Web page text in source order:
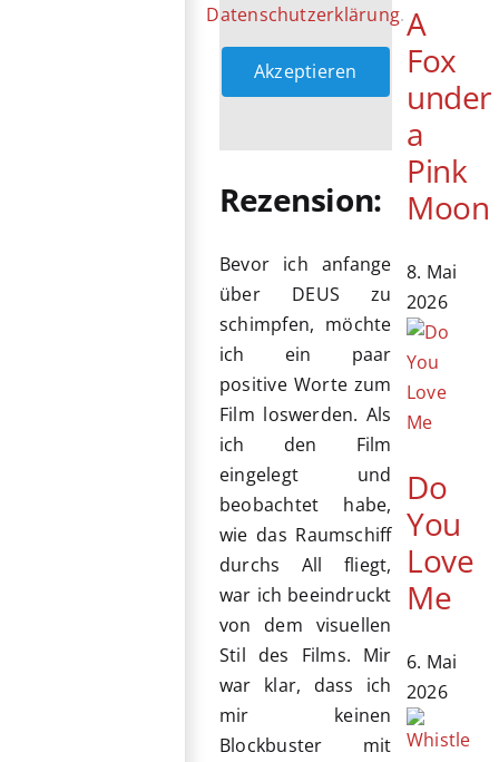
Datenschutzerklärung.
Akzeptieren
Rezension:
Bevor ich anfange
über DEUS zu
schimpfen, möchte
ich ein paar
positive Worte zum
Film loswerden. Als
ich den Film
eingelegt und
beobachtet habe,
wie das Raumschiff
durchs All fliegt,
war ich beeindruckt
von dem visuellen
Stil des Films. Mir
war klar, dass ich
mir keinen
Blockbuster mit
A
Fox
under
a
Pink
Moon
8. Mai
2026
Do
You
Love
Me
6. Mai
2026